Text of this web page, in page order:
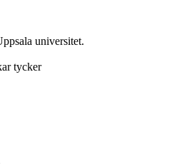
universitet.
tycker